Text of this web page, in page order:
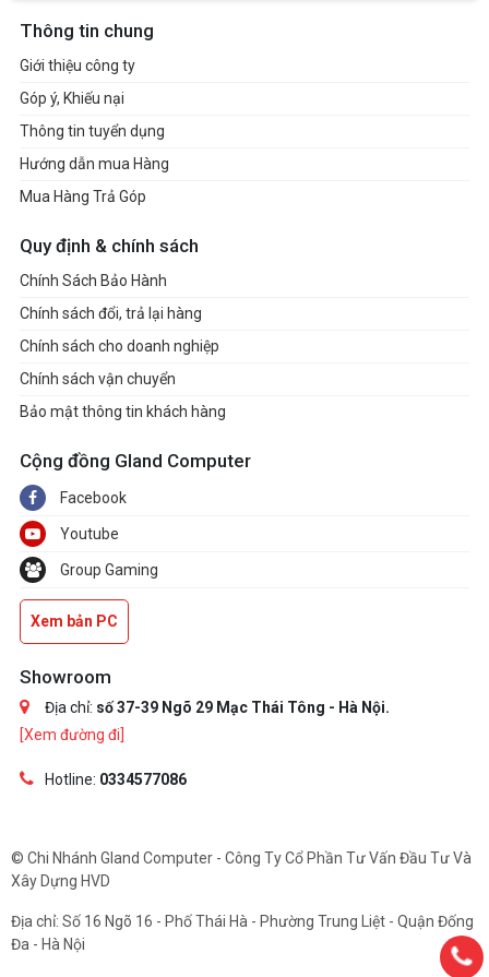
Thông tin chung
Giới thiệu công ty
Góp ý, Khiếu nại
Thông tin tuyển dụng
Hướng dẫn mua Hàng
Mua Hàng Trả Góp
Quy định & chính sách
Chính Sách Bảo Hành
Chính sách đổi, trả lại hàng
Chính sách cho doanh nghiệp
Chính sách vận chuyển
Bảo mật thông tin khách hàng
Cộng đồng Gland Computer
Facebook
Youtube
Group Gaming
Xem bản PC
Showroom
Địa chỉ: số 37-39 Ngõ 29 Mạc Thái Tông - Hà Nội.
[Xem đường đi]
Hotline: 0334577086
© Chi Nhánh Gland Computer - Công Ty Cổ Phần Tư Vấn Đầu Tư Và
Xây Dựng HVD
Địa chỉ: Số 16 Ngõ 16 - Phố Thái Hà - Phường Trung Liệt - Quận Đống
Đa - Hà Nội